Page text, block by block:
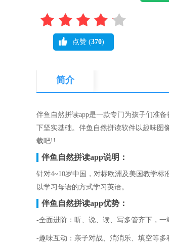
点赞 (370)
简介
伴鱼自然拼读app是一款专门为孩子们准
下坚实基础。伴鱼自然拼读软件以趣味图
载吧!!
伴鱼自然拼读app说明：
针对4~10岁中国，对标欧洲及美国教学
以学习母语的方式学习英语。
伴鱼自然拼读app优势：
-全面进阶：听、说、读、写多管齐下，一
-趣味互动：亲子对战、消消乐、填空等多